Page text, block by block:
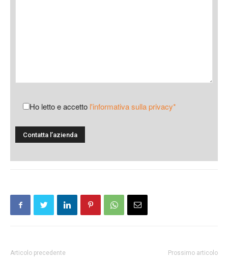
Ho letto e accetto l'informativa sulla privacy*
Articolo precedente Prossimo articolo